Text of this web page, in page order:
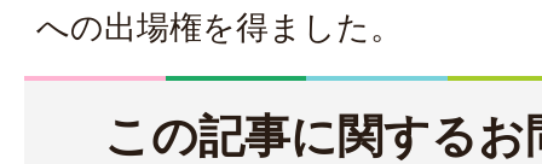
への出場権を得ました。
この記事に関する